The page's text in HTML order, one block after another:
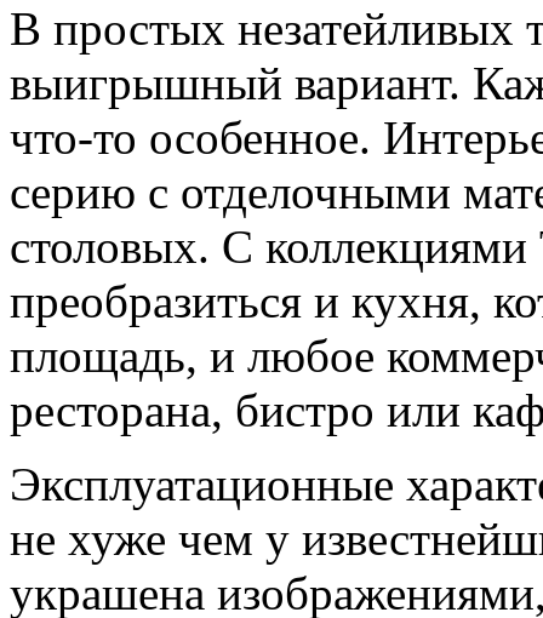
В простых незатейливых
выигрышный вариант.
что-то особенное.
серию с отделочными
столовых. С
преобразиться и кухня,
площадь, и любое
ресторана, бистро или
Эксплуатационные
не хуже чем у
украшена